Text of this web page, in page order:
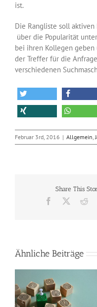
ist.
Die Rangliste soll
über die Popularität
bei ihren Kollegen
der Treffer für die
verschiedenen
Februar 3rd, 2016 | Allgemein,
Share This
Facebook
Ähnliche Beiträge
So verkleinerst